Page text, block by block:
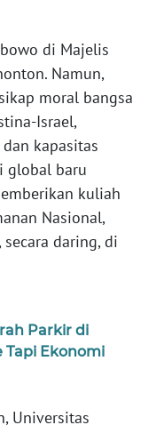
di Majelis
Namun,
moral bangsa
Israel,
kapasitas
global baru
kuliah
Nasional,
daring, di
Parkir di
Tapi Ekonomi
Universitas